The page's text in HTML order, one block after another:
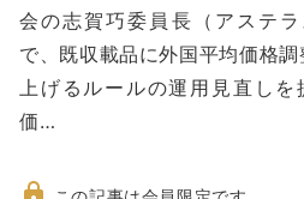
動会の志賀巧委員長（アステ
で、既収載品に外国平均価格
上げるルールの運用見直し
価…